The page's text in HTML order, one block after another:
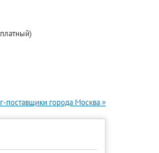
поставщики города Москва »